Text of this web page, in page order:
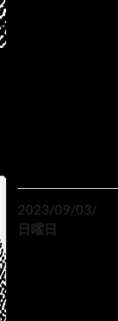
2023/09/03/
日曜日